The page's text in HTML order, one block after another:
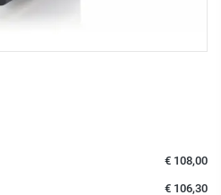
€ 108,00
€ 106,30